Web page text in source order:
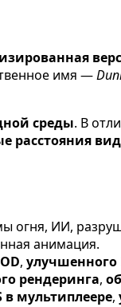
имя —
среды. В
расстояния
огня, ИИ,
анимация.
,
рендеринга,
в мультиплеере,